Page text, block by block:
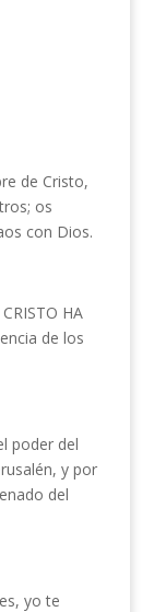
de Cristo,
os
con Dios.
HA
de los
poder del
y por
del
yo te